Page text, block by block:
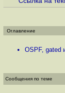
Оглавление
OSPF, gated
Сообщения по теме